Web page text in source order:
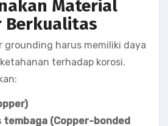
Material
Berkualitas
grounding harus memiliki daya
terhadap korosi.
tembaga (Copper-bonded